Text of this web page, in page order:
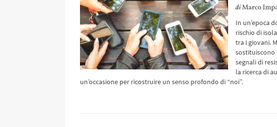
diMarco
In un’epoca
rischio di
tra i giovani.
sostituiscono
segnali di
la ricerca di
un’occasione per ricostruire un senso profondo di “noi”.